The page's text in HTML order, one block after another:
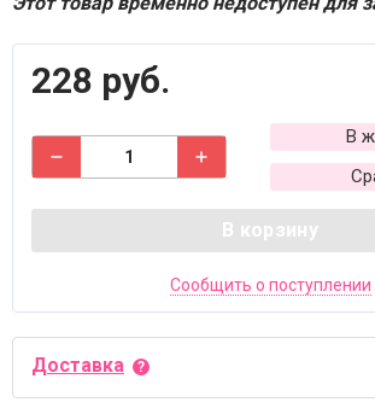
228 руб.
В
В корзину
Сообщить о поступлении
Доставка